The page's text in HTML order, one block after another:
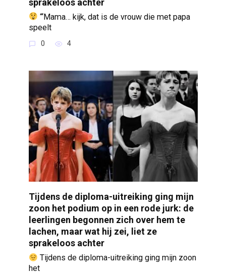
“‘Mama… kijk, dat is de vrouw die met papa
speelt
0 4
Tijdens de diploma-uitreiking ging mijn
zoon het podium op in een rode jurk: de
leerlingen begonnen zich over hem te
lachen, maar wat hij zei, liet ze
sprakeloos achter
Tijdens de diploma-uitreiking ging mijn zoon
het